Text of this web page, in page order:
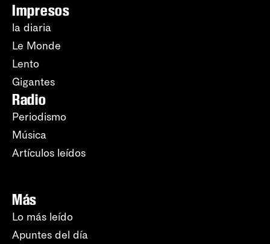
Impresos
la diaria
Le Monde
Lento
Gigantes
Radio
Periodismo
Música
Artículos leídos
Más
Lo más leído
Apuntes del día